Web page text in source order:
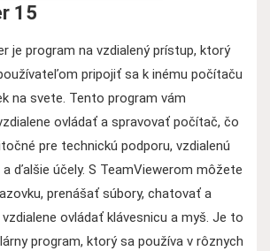
15
je program na vzdialený prístup, ktorý
pripojiť sa k inému počítaču
na svete. Tento program vám
ovládať a spravovať počítač, čo
pre technickú podporu, vzdialenú
ďalšie účely. S TeamViewerom môžete
prenášať súbory, chatovať a
ovládať klávesnicu a myš. Je to
program, ktorý sa používa v rôznych